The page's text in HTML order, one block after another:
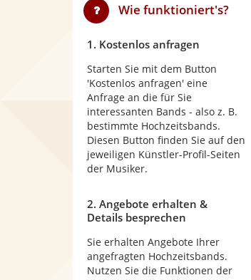
Wie funktioniert's?
1. Kostenlos anfragen
Starten Sie mit dem Button
'Kostenlos anfragen' eine
Anfrage an die für Sie
interessanten Bands - also z. B.
bestimmte Hochzeitsbands.
Diesen Button finden Sie auf den
jeweiligen Künstler-Profil-Seiten
der Musiker.
2. Angebote erhalten &
Details besprechen
Sie erhalten Angebote Ihrer
angefragten Hochzeitsbands.
Nutzen Sie die Funktionen der